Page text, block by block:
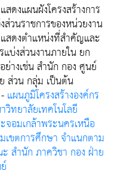
สดงแผนผังโครงสร้างการ
ส่วนราชการของหน่วยงาน
สดงตำแหน่งที่สำคัญและ
แบ่งส่วนงานภายใน ยก
ย่างเช่น สำนัก กอง ศูนย์
ส่วน กลุ่ม เป็นต้น
แผนภูมิโครงสร้างองค์กร
วิทยาลัยเทคโนโลยี
จอมเกล้าพระนครเหนือ
เขตการศึกษา จำแนกตาม
สำนัก ภาควิชา กอง ฝ่าย